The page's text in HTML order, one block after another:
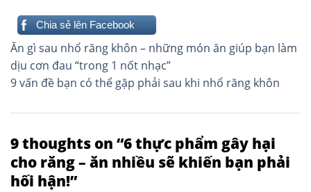
Chia sẻ lên Facebook
Điều
hướng
bài
Ăn gì sau nhổ răng khôn – những món ăn giúp bạn làm
dịu cơn đau “trong 1 nốt nhạc”
9 vấn đề bạn có thể gặp phải sau khi nhổ răng khôn
9 thoughts on “6 thực phẩm gây hại
cho răng – ăn nhiều sẽ khiến bạn phải
hối hận!”